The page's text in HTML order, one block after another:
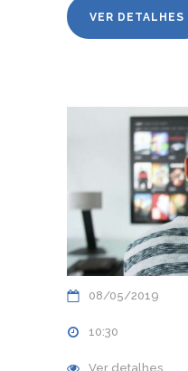
VER DETALHES
08/05/2019
10:30
Ver detalhes